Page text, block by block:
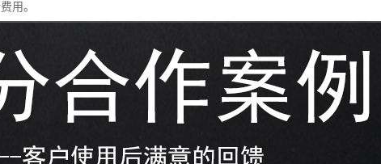
用。